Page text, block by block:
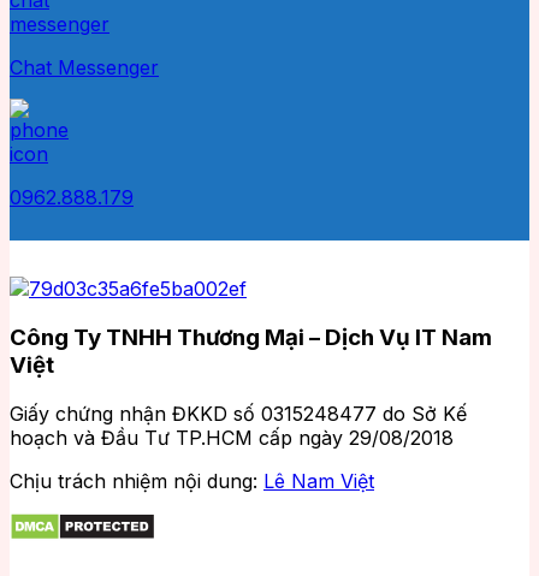
Chat Messenger
0962.888.179
Công Ty TNHH Thương Mại – Dịch Vụ IT Nam
Việt
Giấy chứng nhận ĐKKD số 0315248477 do Sở Kế
hoạch và Đầu Tư TP.HCM cấp ngày 29/08/2018
Chịu trách nhiệm nội dung: Lê Nam Việt